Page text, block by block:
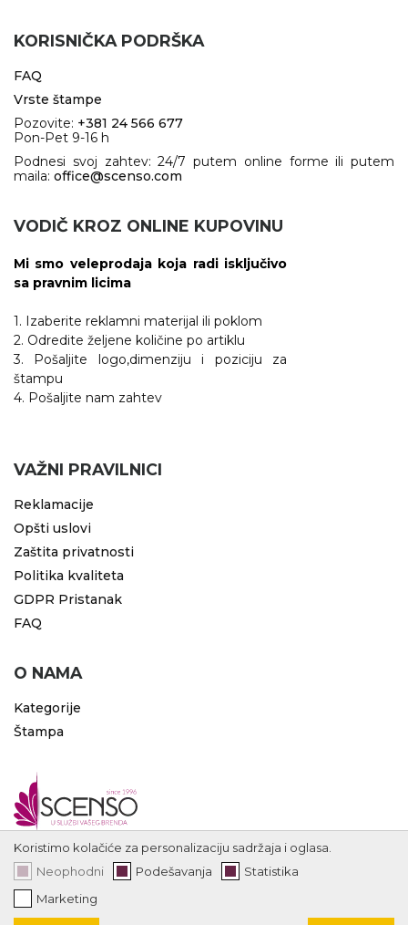
KORISNIČKA PODRŠKA
FAQ
Vrste štampe
Pozovite: +381 24 566 677
Pon-Pet 9-16 h
Podnesi svoj zahtev: 24/7 putem online forme ili putem
maila: office@scenso.com
VODIČ KROZ ONLINE KUPOVINU
Mi smo veleprodaja koja radi isključivo
sa pravnim licima
1. Izaberite reklamni materijal ili poklom
2. Odredite željene količine po artiklu
3. Pošaljite logo,dimenziju i poziciju za
štampu
4. Pošaljite nam zahtev
VAŽNI PRAVILNICI
Reklamacije
Opšti uslovi
Zaštita privatnosti
Politika kvaliteta
GDPR Pristanak
FAQ
O NAMA
Kategorije
Štampa
Koristimo kolačiće za personalizaciju sadržaja i oglasa.
Neophodni
Podešavanja
Statistika
Marketing